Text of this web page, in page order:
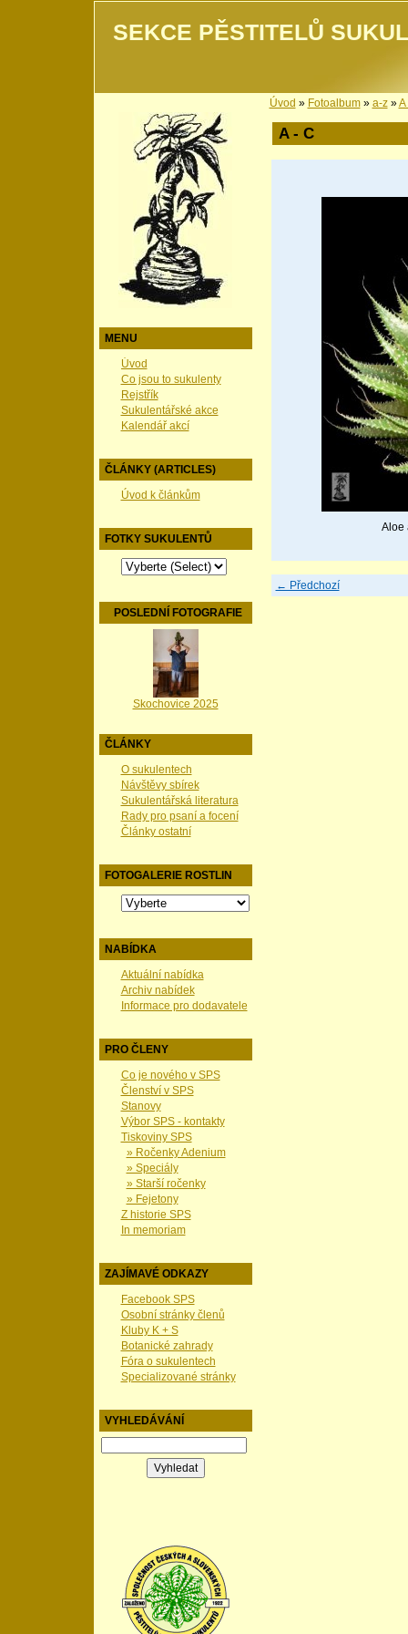
SEKCE PĚSTITELŮ
MENU
Úvod
Co jsou to sukulenty
Rejstřík
Sukulentářské akce
Kalendář akcí
ČLÁNKY (ARTICLES)
Úvod k článkům
FOTKY SUKULENTŮ
POSLEDNÍ FOTOGRAFIE
Skochovice 2025
ČLÁNKY
O sukulentech
Návštěvy sbírek
Sukulentářská literatura
Rady pro psaní a focení
Články ostatní
FOTOGALERIE ROSTLIN
NABÍDKA
Aktuální nabídka
Archiv nabídek
Informace pro dodavatele
PRO ČLENY
Co je nového v SPS
Členství v SPS
Stanovy
Výbor SPS - kontakty
Tiskoviny SPS
» Ročenky Adenium
» Speciály
» Starší ročenky
» Fejetony
Z historie SPS
In memoriam
ZAJÍMAVÉ ODKAZY
Facebook SPS
Osobní stránky členů
Kluby K + S
Botanické zahrady
Fóra o sukulentech
Specializované stránky
VYHLEDÁVÁNÍ
Úvod » Fotoalbum» a-z»A
A - C
Aloe
← Předchozí